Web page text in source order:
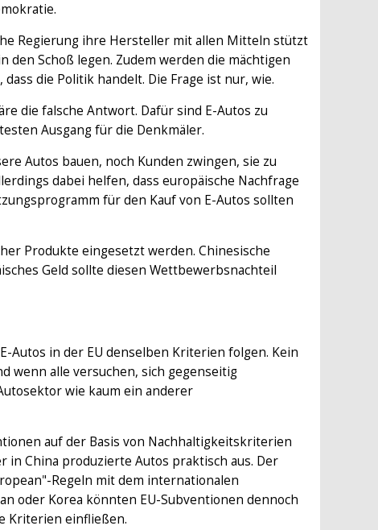
Regierung ihre Hersteller mit allen Mitteln stützt
den Schoß legen. Zudem werden die mächtigen
die Politik handelt. Die Frage ist nur, wie.
die falsche Antwort. Dafür sind E-Autos zu
Ausgang für die Denkmäler.
Autos bauen, noch Kunden zwingen, sie zu
dabei helfen, dass europäische Nachfrage
für den Kauf von E-Autos sollten
Produkte eingesetzt werden. Chinesische
Geld sollte diesen Wettbewerbsnachteil
Autos in der EU denselben Kriterien folgen. Kein
wenn alle versuchen, sich gegenseitig
wie kaum ein anderer
auf der Basis von Nachhaltigkeitskriterien
China produzierte Autos praktisch aus. Der
Regeln mit dem internationalen
oder Korea könnten EU-Subventionen dennoch
Kriterien einfließen.